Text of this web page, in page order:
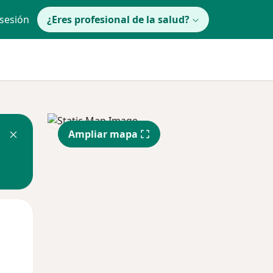
¿Eres profesional de la salud?
Ampliar mapa